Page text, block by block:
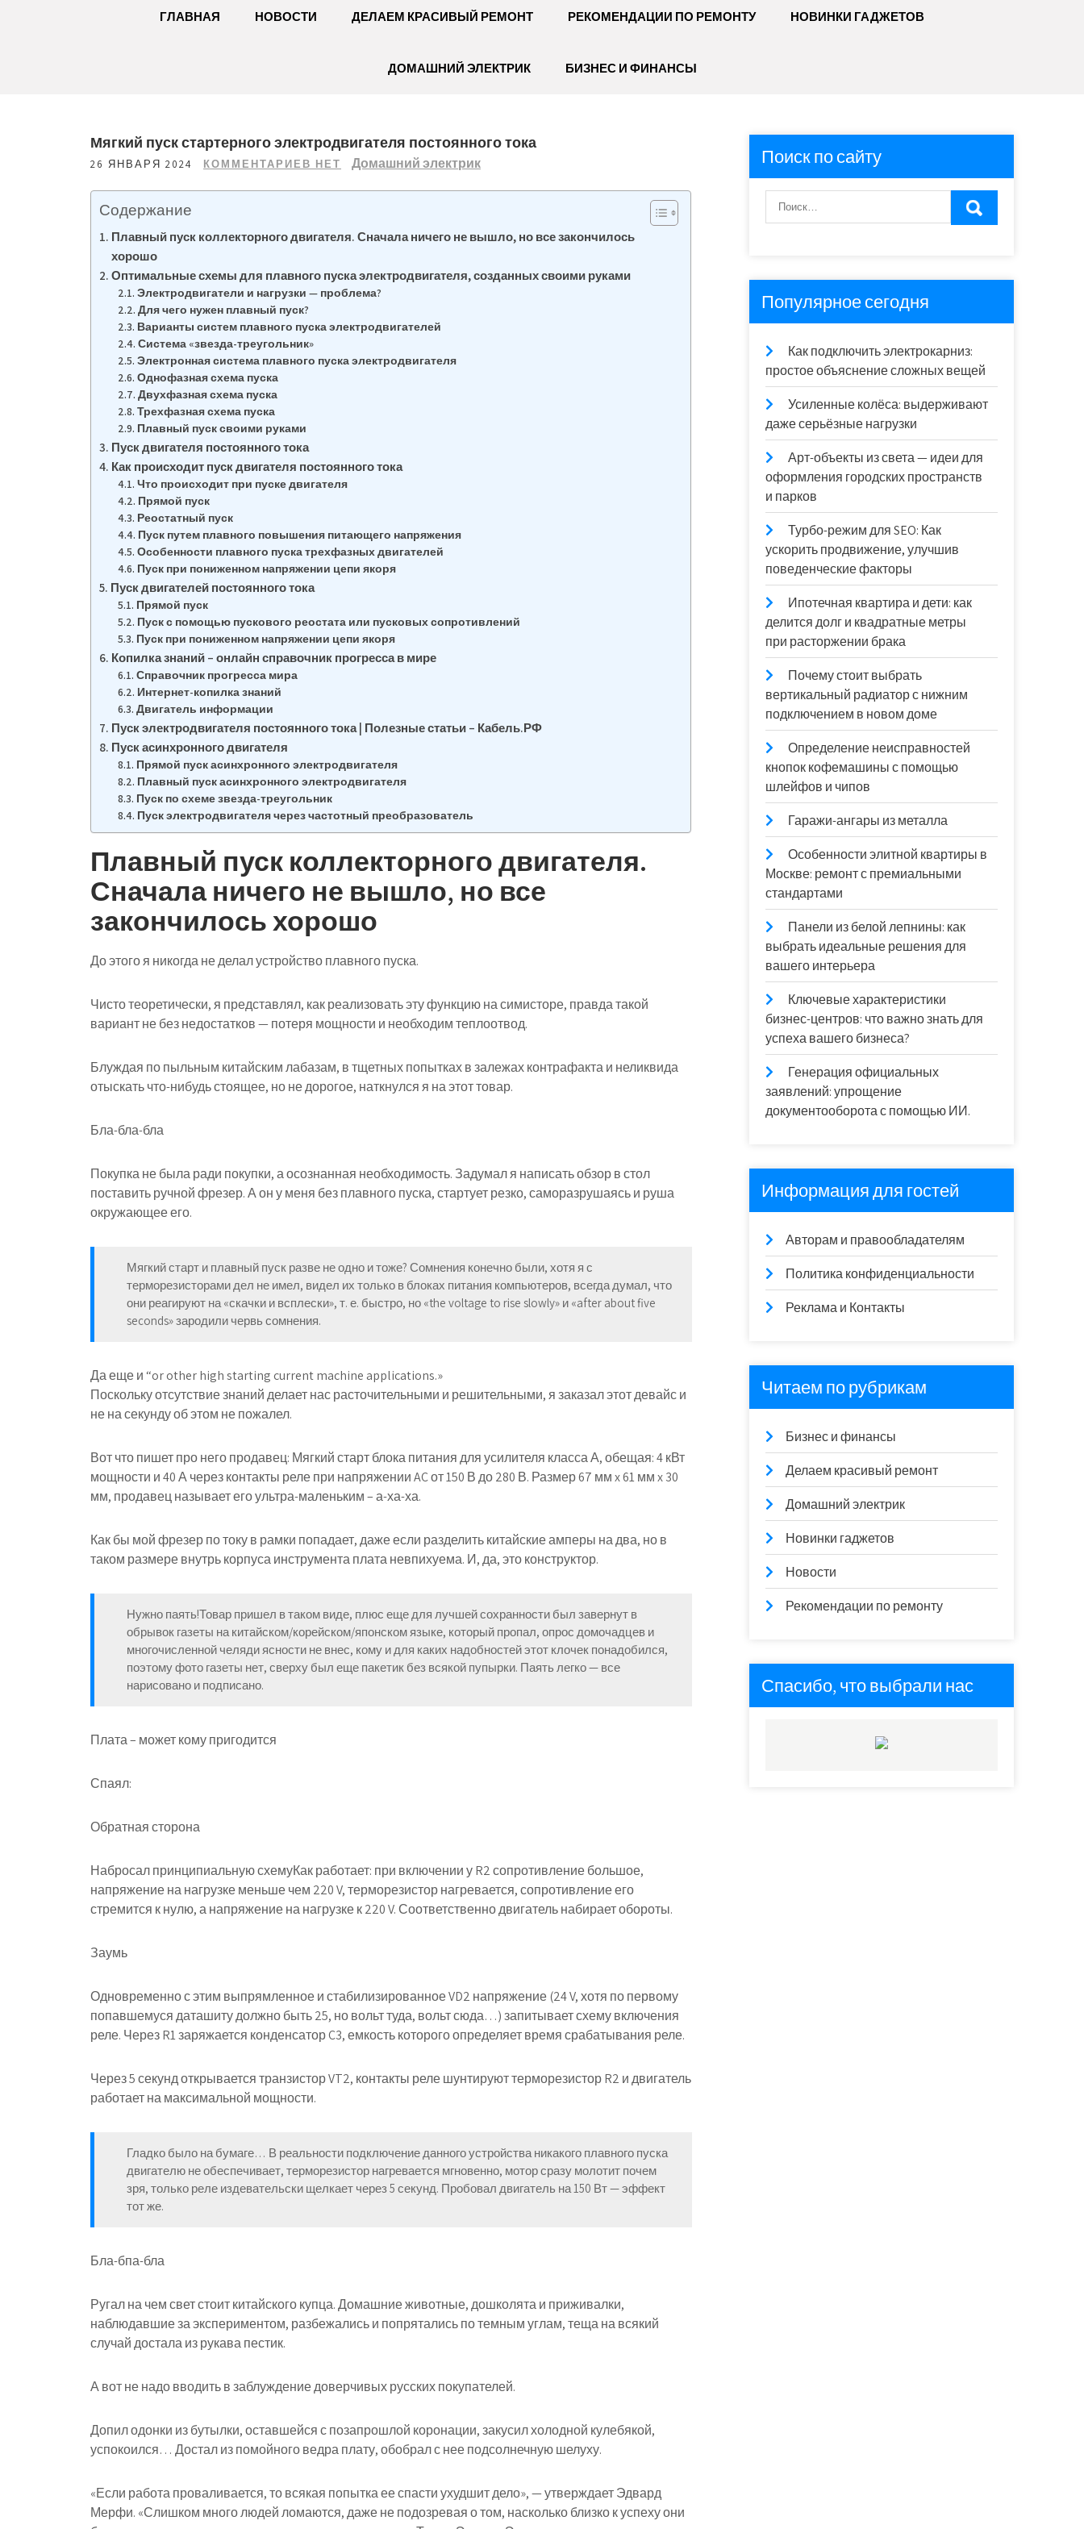
ГЛАВНАЯ НОВОСТИ ДЕЛАЕМ КРАСИВЫЙ РЕМОНТ РЕКОМЕНДАЦИИ ПО РЕМОНТУ НОВИНКИ ГАДЖЕТОВ
ДОМАШНИЙ ЭЛЕКТРИК БИЗНЕС И ФИНАНСЫ
Мягкий пуск стартерного электродвигателя постоянного тока
26 ЯНВАРЯ 2024 КОММЕНТАРИЕВ НЕТ Домашний электрик
Содержание
Плавный пуск коллекторного двигателя. Сначала ничего не вышло, но все закончилось
хорошо
Оптимальные схемы для плавного пуска электродвигателя, созданных своими руками
Электродвигатели и нагрузки — проблема?
Для чего нужен плавный пуск?
Варианты систем плавного пуска электродвигателей
Система «звезда-треугольник»
Электронная система плавного пуска электродвигателя
Однофазная схема пуска
Двухфазная схема пуска
Трехфазная схема пуска
Плавный пуск своими руками
Пуск двигателя постоянного тока
Как происходит пуск двигателя постоянного тока
Что происходит при пуске двигателя
Прямой пуск
Реостатный пуск
Пуск путем плавного повышения питающего напряжения
Особенности плавного пуска трехфазных двигателей
Пуск при пониженном напряжении цепи якоря
Пуск двигателей постоянного тока
Прямой пуск
Пуск с помощью пускового реостата или пусковых сопротивлений
Пуск при пониженном напряжении цепи якоря
Копилка знаний – онлайн справочник прогресса в мире
Справочник прогресса мира
Интернет-копилка знаний
Двигатель информации
Пуск электродвигателя постоянного тока | Полезные статьи – Кабель.РФ
Пуск асинхронного двигателя
Прямой пуск асинхронного электродвигателя
Плавный пуск асинхронного электродвигателя
Пуск по схеме звезда-треугольник
Пуск электродвигателя через частотный преобразователь
Плавный пуск коллекторного двигателя.
Сначала ничего не вышло, но все
закончилось хорошо
До этого я никогда не делал устройство плавного пуска.
Чисто теоретически, я представлял, как реализовать эту функцию на симисторе, правда такой
вариант не без недостатков — потеря мощности и необходим теплоотвод.
Блуждая по пыльным китайским лабазам, в тщетных попытках в залежах контрафакта и неликвида
отыскать что-нибудь стоящее, но не дорогое, наткнулся я на этот товар.
Бла-бла-бла
Покупка не была ради покупки, а осознанная необходимость. Задумал я написать обзор в стол
поставить ручной фрезер. А он у меня без плавного пуска, стартует резко, саморазрушаясь и руша
окружающее его.
Мягкий старт и плавный пуск разве не одно и тоже? Сомнения конечно были, хотя я с
терморезисторами дел не имел, видел их только в блоках питания компьютеров, всегда думал, что
они реагируют на «скачки и всплески», т. е. быстро, но «the voltage to rise slowly» и «after about five
seconds» зародили червь сомнения.
Да еще и “or other high starting current machine applications.»
Поскольку отсутствие знаний делает нас расточительными и решительными, я заказал этот девайс и
не на секунду об этом не пожалел.
Вот что пишет про него продавец: Мягкий старт блока питания для усилителя класса А, обещая: 4 кВт
мощности и 40 А через контакты реле при напряжении AC от 150 В до 280 В. Размер 67 мм x 61 мм x 30
мм, продавец называет его ультра-маленьким – а-ха-ха.
Как бы мой фрезер по току в рамки попадает, даже если разделить китайские амперы на два, но в
таком размере внутрь корпуса инструмента плата невпихуема. И, да, это конструктор.
Нужно паять!Товар пришел в таком виде, плюс еще для лучшей сохранности был завернут в
обрывок газеты на китайском/корейском/японском языке, который пропал, опрос домочадцев и
многочисленной челяди ясности не внес, кому и для каких надобностей этот клочек понадобился,
поэтому фото газеты нет, сверху был еще пакетик без всякой пупырки. Паять легко — все
нарисовано и подписано.
Плата – может кому пригодится
Спаял:
Обратная сторона
Набросал принципиальную схемуКак работает: при включении у R2 сопротивление большое,
напряжение на нагрузке меньше чем 220 V, терморезистор нагревается, сопротивление его
стремится к нулю, а напряжение на нагрузке к 220 V. Соответственно двигатель набирает обороты.
Заумь
Одновременно с этим выпрямленное и стабилизированное VD2 напряжение (24 V, хотя по первому
попавшемуся даташиту должно быть 25, но вольт туда, вольт сюда…) запитывает схему включения
реле. Через R1 заряжается конденсатор C3, емкость которого определяет время срабатывания реле.
Через 5 секунд открывается транзистор VT2, контакты реле шунтируют терморезистор R2 и двигатель
работает на максимальной мощности.
Гладко было на бумаге… В реальности подключение данного устройства никакого плавного пуска
двигателю не обеспечивает, терморезистор нагревается мгновенно, мотор сразу молотит почем
зря, только реле издевательски щелкает через 5 секунд. Пробовал двигатель на 150 Вт — эффект
тот же.
Бла-бпа-бла
Ругал на чем свет стоит китайского купца. Домашние животные, дошколята и приживалки,
наблюдавшие за экспериментом, разбежались и попрятались по темным углам, теща на всякий
случай достала из рукава пестик.
А вот не надо вводить в заблуждение доверчивых русских покупателей.
Допил одонки из бутылки, оставшейся с позапрошлой коронации, закусил холодной кулебякой,
успокоился… Достал из помойного ведра плату, обобрал с нее подсолнечную шелуху.
«Если работа проваливается, то всякая попытка ее спасти ухудшит дело», — утверждает Эдвард
Мерфи. «Слишком много людей ломаются, даже не подозревая о том, насколько близко к успеху они
Поиск по сайту
Популярное сегодня
Как подключить электрокарниз:
простое объяснение сложных вещей
Усиленные колёса: выдерживают
даже серьёзные нагрузки
Арт-объекты из света — идеи для
оформления городских пространств
и парков
Турбо-режим для SEO: Как
ускорить продвижение, улучшив
поведенческие факторы
Ипотечная квартира и дети: как
делится долг и квадратные метры
при расторжении брака
Почему стоит выбрать
вертикальный радиатор с нижним
подключением в новом доме
Определение неисправностей
кнопок кофемашины с помощью
шлейфов и чипов
Гаражи-ангары из металла
Особенности элитной квартиры в
Москве: ремонт с премиальными
стандартами
Панели из белой лепнины: как
выбрать идеальные решения для
вашего интерьера
Ключевые характеристики
бизнес-центров: что важно знать для
успеха вашего бизнеса?
Генерация официальных
заявлений: упрощение
документооборота с помощью ИИ.
Информация для гостей
Авторам и правообладателям
Политика конфиденциальности
Реклама и Контакты
Читаем по рубрикам
Бизнес и финансы
Делаем красивый ремонт
Домашний электрик
Новинки гаджетов
Новости
Рекомендации по ремонту
Спасибо, что выбрали нас